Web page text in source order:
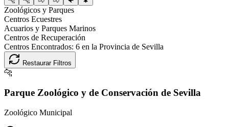
Zoológicos y Parques
Centros Ecuestres
Acuarios y Parques Marinos
Centros de Recuperación
Centros Encontrados: 6 en la Provincia de Sevilla
Restaurar Filtros
🐆
Parque Zoológico y de Conservación de Sevilla
Zoológico Municipal